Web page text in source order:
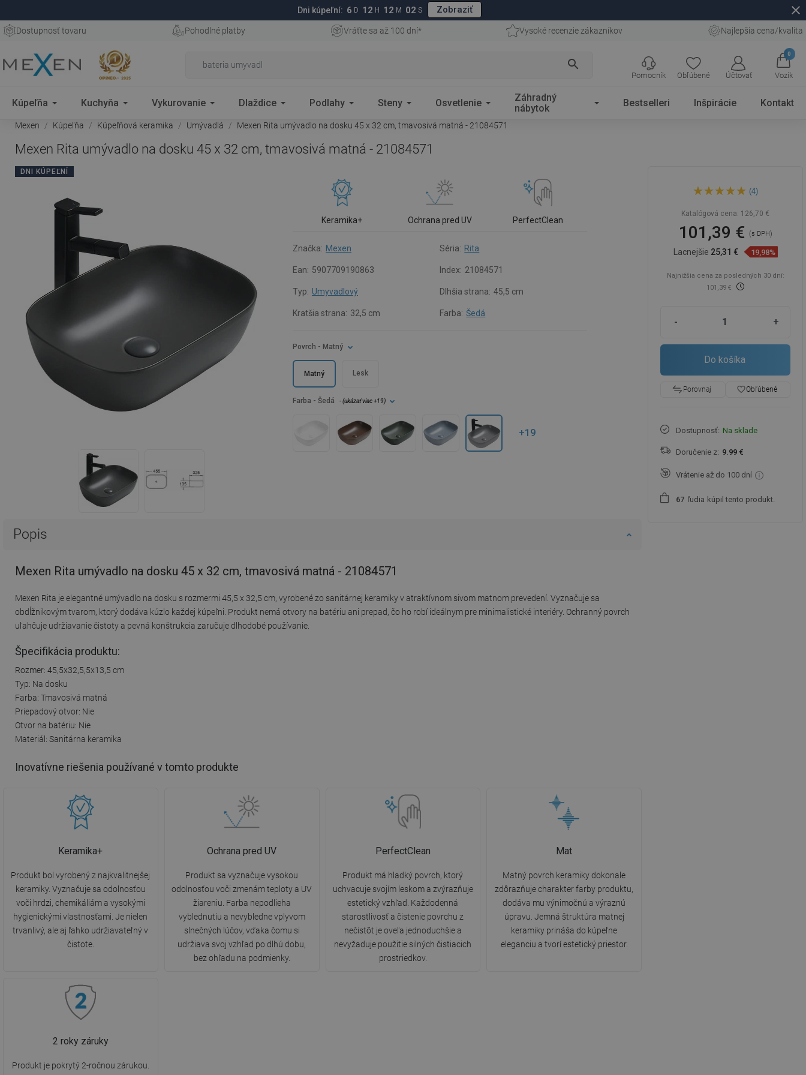
Dni kúpeľní: 6 D 12 H 12 M 02 S Zobraziť close
Dostupnosť tovaru Pohodlné platby Vráťte sa až 100 dní* Vysoké recenzie zákazníkov Najlepšia cena/kvalita
search
Obľúbené Účtovať
0
Vozík
Pomocník
Kúpeľňa Kuchyňa Vykurovanie Dlaždice Podlahy Steny Osvetlenie
Záhradný
nábytok
Bestselleri Inšpirácie Kontakt
Mexen Kúpeľňa Kúpeľňová keramika Umývadlá Mexen Rita umývadlo na dosku 45 x 32 cm, tmavosivá matná - 21084571
Mexen Rita umývadlo na dosku 45 x 32 cm, tmavosivá matná - 21084571
DNI KÚPEĽNÍ
Keramika+ Ochrana pred UV PerfectClean
Značka: Mexen Séria: Rita
Ean: 5907709190863 Index: 21084571
Typ: Umyvadlový Dlhšia strana: 45,5 cm
Kratšia strana: 32,5 cm Farba: Šedá
Farba - Šedá - (ukázať viac+19)
+19
Povrch - Matný
Lesk
Matný
Popis
Mexen Rita umývadlo na dosku 45 x 32 cm, tmavosivá matná - 21084571
Mexen Rita je elegantné umývadlo na dosku s rozmermi 45,5 x 32,5 cm, vyrobené zo sanitárnej keramiky v atraktívnom sivom matnom prevedení. Vyznačuje sa
obdĺžnikovým tvarom, ktorý dodáva kúzlo každej kúpeľni. Produkt nemá otvory na batériu ani prepad, čo ho robí ideálnym pre minimalistické interiéry. Ochranný povrch
uľahčuje udržiavanie čistoty a pevná konštrukcia zaručuje dlhodobé používanie.
Špecifikácia produktu:
Rozmer: 45,5x32,5,5x13,5 cm
Typ: Na dosku
Farba: Tmavosivá matná
Priepadový otvor: Nie
Otvor na batériu: Nie
Materiál: Sanitárna keramika
Inovatívne riešenia používané v tomto produkte
Keramika+
Produkt bol vyrobený z najkvalitnejšej
keramiky. Vyznačuje sa odolnosťou
voči hrdzi, chemikáliám a vysokými
hygienickými vlastnosťami. Je nielen
trvanlivý, ale aj ľahko udržiavateľný v
čistote.
Ochrana pred UV
Produkt sa vyznačuje vysokou
odolnosťou voči zmenám teploty a UV
žiareniu. Farba nepodlieha
vyblednutiu a nevybledne vplyvom
slnečných lúčov, vďaka čomu si
udržiava svoj vzhľad po dlhú dobu,
bez ohľadu na podmienky.
PerfectClean
Produkt má hladký povrch, ktorý
uchvacuje svojím leskom a zvýrazňuje
estetický vzhľad. Každodenná
starostlivosť a čistenie povrchu z
nečistôt je oveľa jednoduchšie a
nevyžaduje použitie silných čistiacich
prostriedkov.
Mat
Matný povrch keramiky dokonale
zdôrazňuje charakter farby produktu,
dodáva mu výnimočnú a výraznú
úpravu. Jemná štruktúra matnej
keramiky prináša do kúpeľne
eleganciu a tvorí estetický priestor.
2 roky záruky
Produkt je pokrytý 2-ročnou zárukou.
dosku 45 x 32 cm, tmavosivá
(4)
Katalógová cena: 126,70 €
101,39 € (s DPH)
Lacnejšie 25,31 € 19,98%
Najnižšia cena za posledných 30 dní:
101,39 €
- +
Do košíka
Porovnaj favorite_borderObľúbené
Dostupnosť: Na sklade
Doručenie z: 9.99 €
Vrátenie až do 100 dní
67 ľudia kúpil tento produkt.